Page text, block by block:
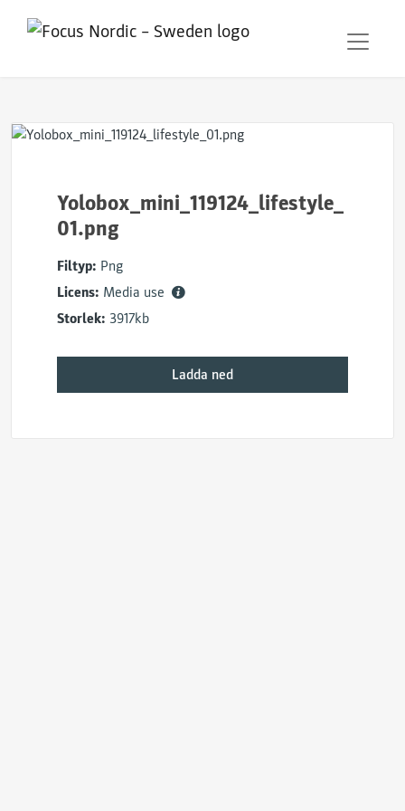
Yolobox_mini_119124_lifestyle_
01.png
Filtyp: Png
Licens: Media use
Storlek: 3917kb
Ladda ned